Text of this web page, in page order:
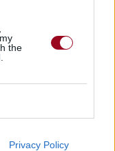
the
Privacy Policy